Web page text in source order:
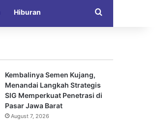
Hiburan
Kembalinya Semen Kujang,
Menandai Langkah Strategis
SIG Memperkuat Penetrasi di
Pasar Jawa Barat
August 7, 2026